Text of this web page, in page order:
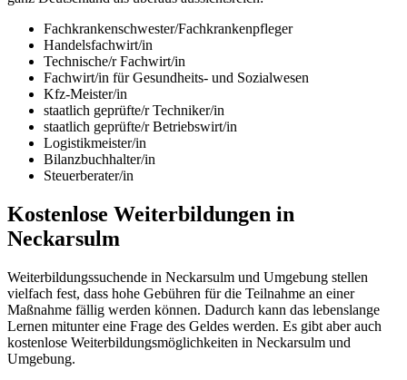
Fachkrankenschwester/Fachkrankenpfleger
Handelsfachwirt/in
Technische/r Fachwirt/in
Fachwirt/in für Gesundheits- und Sozialwesen
Kfz-Meister/in
staatlich geprüfte/r Techniker/in
staatlich geprüfte/r Betriebswirt/in
Logistikmeister/in
Bilanzbuchhalter/in
Steuerberater/in
Kostenlose Weiterbildungen in
Neckarsulm
Weiterbildungssuchende in Neckarsulm und Umgebung stellen
vielfach fest, dass hohe Gebühren für die Teilnahme an einer
Maßnahme fällig werden können. Dadurch kann das lebenslange
Lernen mitunter eine Frage des Geldes werden. Es gibt aber auch
kostenlose Weiterbildungsmöglichkeiten in Neckarsulm und
Umgebung.